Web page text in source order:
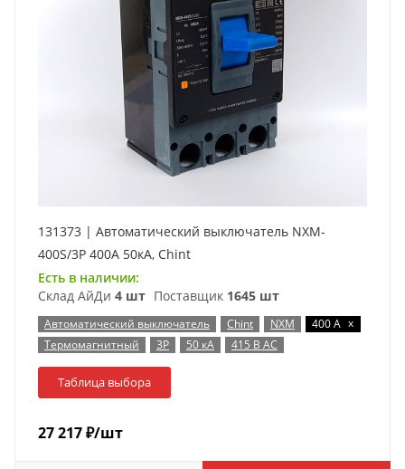
131373 | Автоматический выключатель NXM-
400S/3P 400А 50кА, Chint
Есть в наличии:
Склад АйДи 4 шт Поставщик 1645 шт
Автоматический выключатель Chint NXM 400 А x
Термомагнитный
3P 50 кА 415 В AC
Таблица выбора
27 217₽/шт